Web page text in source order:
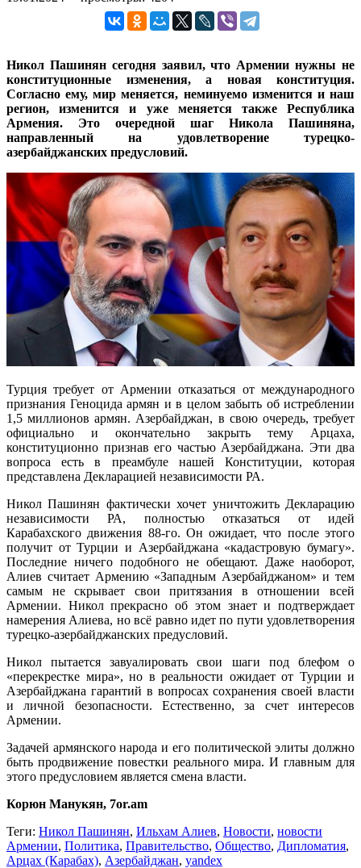
Никол Пашинян сегодня заявил, что Армении нужны не
конституционные изменения, а новая конституция.
Согласно ему, мир меняется, неминуемо изменится и наш
регион, изменится и уже меняется также Республика
Армения. Это очередной шаг Никола Пашиняна,
направленный на удовлетворение турецко-
азербайджанских предусловий.
Турция требует от Армении отказаться от международного
признания Геноцида армян и в целом забыть об истреблении
1,5 миллионов армян. Азербайджан, в свою очередь, требует
официально и окончательно закрыть тему Арцаха,
конституционно признав его частью Азербайджана. Эти два
вопроса есть в преамбуле нашей Конституции, которая
представлена Декларацией независимости РА.
Никол Пашинян фактически хочет уничтожить Декларацию
независимости РА, полностью отказаться от идей
Карабахского движения 88-го. Он ожидает, что после этого
получит от Турции и Азербайджана «кадастровую бумагу».
Последние ничего подобного не обещают. Даже наоборот,
Алиев считает Армению «Западным Азербайджаном» и тем
самым не скрывает свои притязания в отношении всей
Армении. Никол прекрасно об этом знает и подтверждает
намерения Алиева, но всё равно идет по пути удовлетворения
турецко-азербайджанских предусловий.
Никол пытается завуалировать свои шаги под блефом о
«перекрестке мира», но в реальности ожидает от Турции и
Азербайджана гарантий в вопросах сохранения своей власти
и личной безопасности. Естественно, за счет интересов
Армении.
Задачей армянского народа и его политической элиты должно
быть продвижение повестки реального мира. И главным для
этого предусловием является смена власти.
Корюн Манукян, 7or.am
Теги: Никол Пашинян, Ильхам Алиев, Новости, новости
Армении, Политика, Правительство, Общество, Дипломатия,
Арцах (Карабах), Азербайджан, yandex